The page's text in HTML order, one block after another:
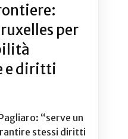
per
e diritti
“serve un
stessi diritti